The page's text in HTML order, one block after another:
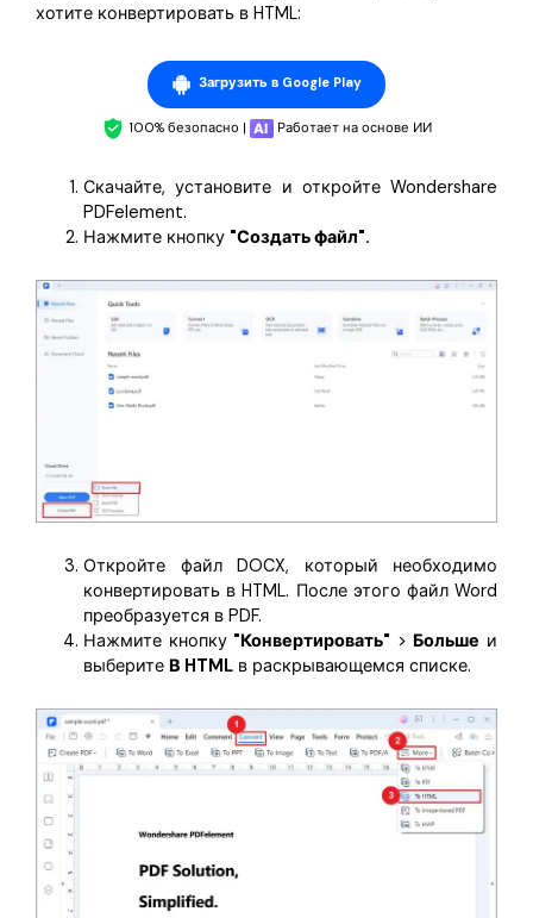
хотите конвертировать в HTML:
Загрузить в Google Play
100% безопасно | Работает на основе ИИ
Скачайте, установите и откройте Wondershare
PDFelement.
Нажмите кнопку "Создать файл".
Откройте файл DOCX, который необходимо
конвертировать в HTML. После этого файл Word
преобразуется в PDF.
Нажмите кнопку "Конвертировать" > Больше и
выберите В HTML в раскрывающемся списке.